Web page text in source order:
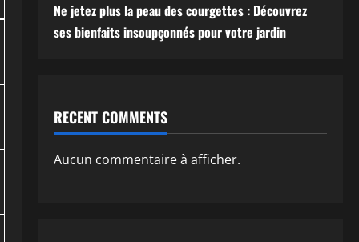
Ne jetez plus la peau des courgettes : Découvrez
ses bienfaits insoupçonnés pour votre jardin
RECENT COMMENTS
Aucun commentaire à afficher.